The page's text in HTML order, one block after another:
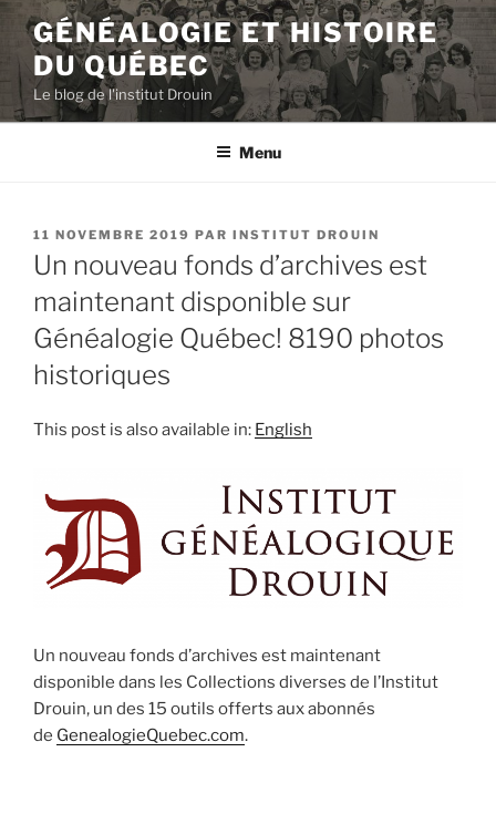
Aller
contenu
principal
GÉNÉALOGIE ET HISTOIRE
DU QUÉBEC
Le blog de l'institut Drouin
Menu
PUBLIÉ
LE
11 NOVEMBRE 2019 PAR INSTITUT DROUIN
Un nouveau fonds d’archives est
maintenant disponible sur
Généalogie Québec! 8190 photos
historiques
This post is also available in: English
Un nouveau fonds d’archives est maintenant
disponible dans les Collections diverses de l’Institut
Drouin, un des 15 outils offerts aux abonnés
de GenealogieQuebec.com.